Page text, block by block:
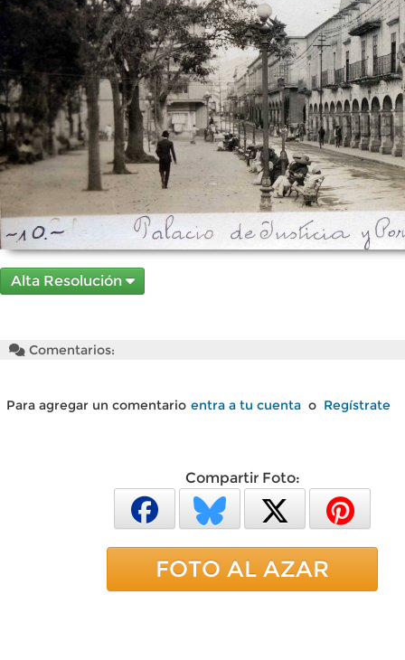
Alta Resolución
Comentarios:
Para agregar un comentario entra a tu cuenta o Regístrate
Compartir Foto:
FOTO AL AZAR